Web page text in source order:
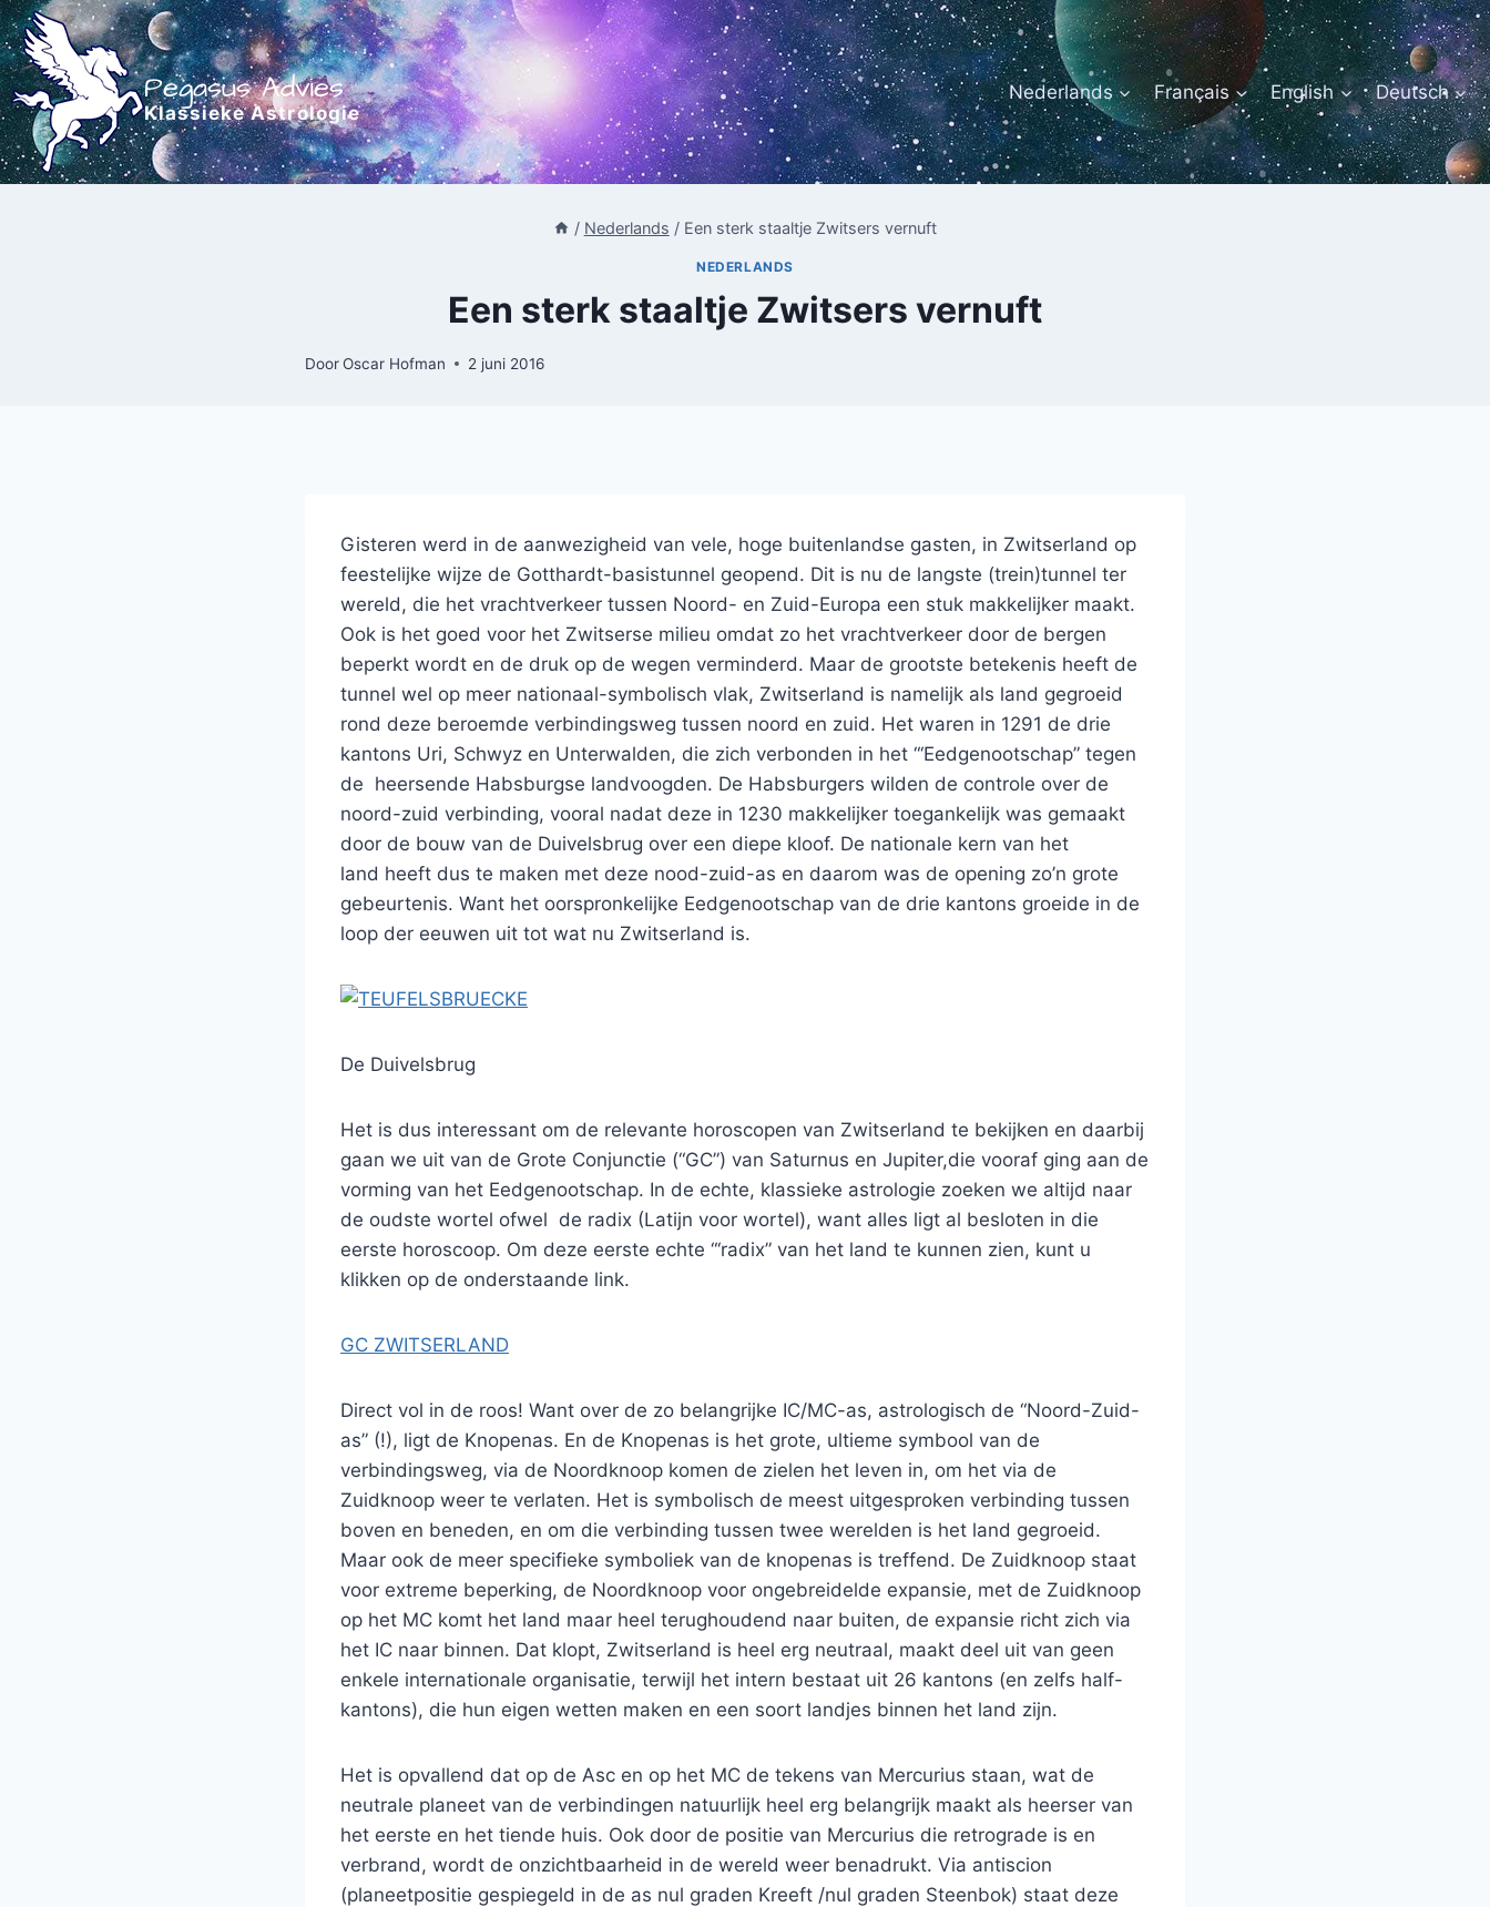
Doorgaan
naar
inhoud
Pegasus Advies
Klassieke Astrologie
Nederlands Français English Deutsch
/ Nederlands / Een sterk staaltje Zwitsers vernuft
NEDERLANDS
Een sterk staaltje Zwitsers vernuft
DoorOscar Hofman 2 juni 2016
Gisteren werd in de aanwezigheid van vele, hoge buitenlandse gasten, in Zwitserland op
feestelijke wijze de Gotthardt-basistunnel geopend. Dit is nu de langste (trein)tunnel ter
wereld, die het vrachtverkeer tussen Noord- en Zuid-Europa een stuk makkelijker maakt.
Ook is het goed voor het Zwitserse milieu omdat zo het vrachtverkeer door de bergen
beperkt wordt en de druk op de wegen verminderd. Maar de grootste betekenis heeft de
tunnel wel op meer nationaal-symbolisch vlak, Zwitserland is namelijk als land gegroeid
rond deze beroemde verbindingsweg tussen noord en zuid. Het waren in 1291 de drie
kantons Uri, Schwyz en Unterwalden, die zich verbonden in het “‘Eedgenootschap” tegen
de heersende Habsburgse landvoogden. De Habsburgers wilden de controle over de
noord-zuid verbinding, vooral nadat deze in 1230 makkelijker toegankelijk was gemaakt
door de bouw van de Duivelsbrug over een diepe kloof. De nationale kern van het
land heeft dus te maken met deze nood-zuid-as en daarom was de opening zo’n grote
gebeurtenis. Want het oorspronkelijke Eedgenootschap van de drie kantons groeide in de
loop der eeuwen uit tot wat nu Zwitserland is.
De Duivelsbrug
Het is dus interessant om de relevante horoscopen van Zwitserland te bekijken en daarbij
gaan we uit van de Grote Conjunctie (“GC”) van Saturnus en Jupiter,die vooraf ging aan de
vorming van het Eedgenootschap. In de echte, klassieke astrologie zoeken we altijd naar
de oudste wortel ofwel de radix (Latijn voor wortel), want alles ligt al besloten in die
eerste horoscoop. Om deze eerste echte “‘radix” van het land te kunnen zien, kunt u
klikken op de onderstaande link.
GC ZWITSERLAND
Direct vol in de roos! Want over de zo belangrijke IC/MC-as, astrologisch de “Noord-Zuid-
as” (!), ligt de Knopenas. En de Knopenas is het grote, ultieme symbool van de
verbindingsweg, via de Noordknoop komen de zielen het leven in, om het via de
Zuidknoop weer te verlaten. Het is symbolisch de meest uitgesproken verbinding tussen
boven en beneden, en om die verbinding tussen twee werelden is het land gegroeid.
Maar ook de meer specifieke symboliek van de knopenas is treffend. De Zuidknoop staat
voor extreme beperking, de Noordknoop voor ongebreidelde expansie, met de Zuidknoop
op het MC komt het land maar heel terughoudend naar buiten, de expansie richt zich via
het IC naar binnen. Dat klopt, Zwitserland is heel erg neutraal, maakt deel uit van geen
enkele internationale organisatie, terwijl het intern bestaat uit 26 kantons (en zelfs half-
kantons), die hun eigen wetten maken en een soort landjes binnen het land zijn.
Het is opvallend dat op de Asc en op het MC de tekens van Mercurius staan, wat de
neutrale planeet van de verbindingen natuurlijk heel erg belangrijk maakt als heerser van
het eerste en het tiende huis. Ook door de positie van Mercurius die retrograde is en
verbrand, wordt de onzichtbaarheid in de wereld weer benadrukt. Via antiscion
(planeetpositie gespiegeld in de as nul graden Kreeft /nul graden Steenbok) staat deze